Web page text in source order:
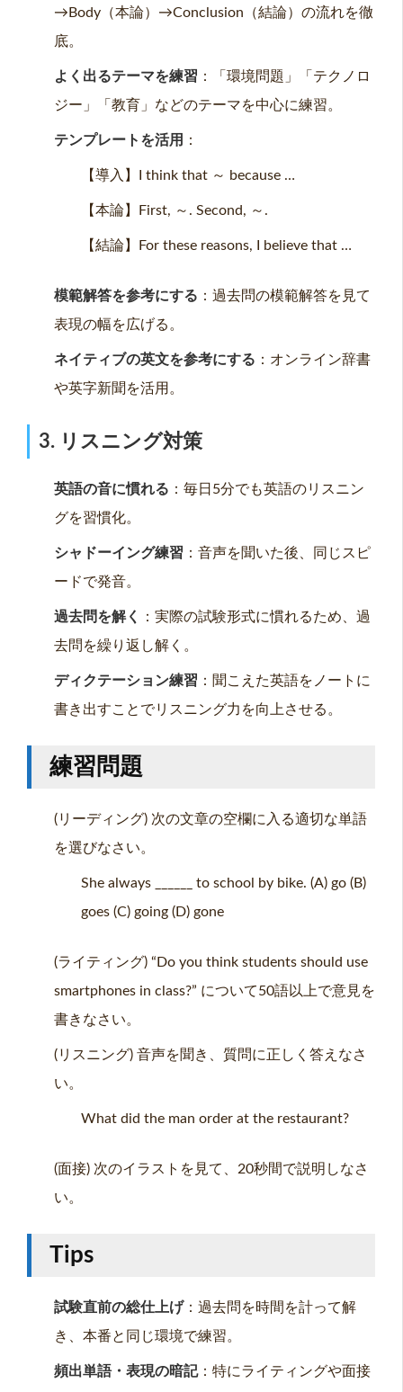
→Body（本論）→Conclusion（結論）の流れを徹
底。
よく出るテーマを練習 ：「環境問題」「テクノロ
ジー」「教育」などのテーマを中心に練習。
テンプレートを活用 ：
【導入】I think that ～ because …
【本論】First, ～. Second, ～.
【結論】For these reasons, I believe that …
模範解答を参考にする ：過去問の模範解答を見て
表現の幅を広げる。
ネイティブの英文を参考にする ：オンライン辞書
や英字新聞を活用。
3. リスニング対策
英語の音に慣れる ：毎日5分でも英語のリスニン
グを習慣化。
シャドーイング練習 ：音声を聞いた後、同じスピ
ードで発音。
過去問を解く
：実際の試験形式に慣れるため、過
去問を繰り返し解く。
ディクテーション練習 ：聞こえた英語をノートに
書き出すことでリスニング力を向上させる。
練習問題
(リーディング) 次の文章の空欄に入る適切な単語
を選びなさい。
She always ______ to school by bike. (A) go (B)
goes (C) going (D) gone
(ライティング) “Do you think students should use
smartphones in class?” について50語以上で意見を
書きなさい。
(リスニング) 音声を聞き、質問に正しく答えなさ
い。
What did the man order at the restaurant?
(面接) 次のイラストを見て、20秒間で説明しなさ
い。
Tips
試験直前の総仕上げ ：過去問を時間を計って解
き、本番と同じ環境で練習。
頻出単語・表現の暗記：特にライティングや面接